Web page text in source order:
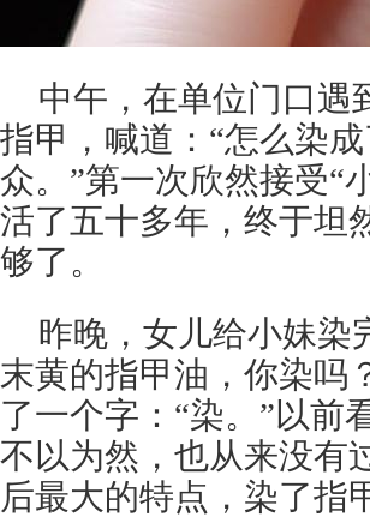
中午，在单位门口遇
指甲，喊道：“怎么染
众。”第一次欣然接受“
活了五十多年，终于坦
够了。
昨晚，女儿给小妹染
末黄的指甲油，你染吗
了一个字：“染。”以前
不以为然，也从来没有
后最大的特点，染了指